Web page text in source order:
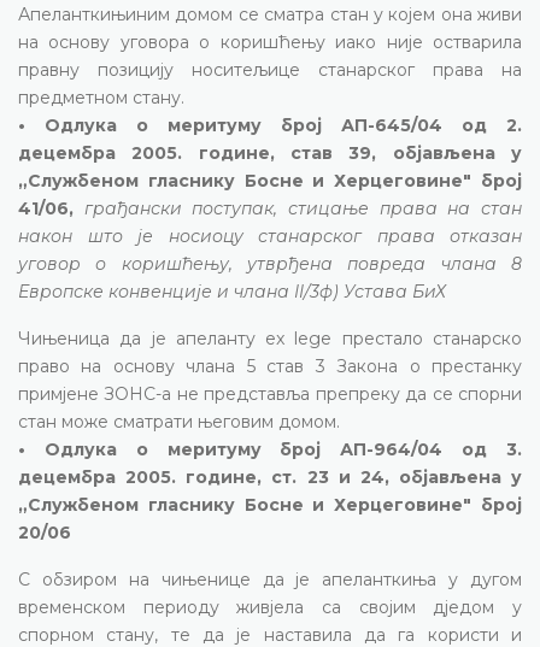
Апеланткињиним домом се сматра стан у којем она живи
на основу уговора о коришћењу иако није остварила
правну позицију носитељице станарског права на
предметном стану.
• Одлука о меритуму број АП-645/04 од 2.
децембра 2005. године, став 39, објављена у
„Службеном гласнику Босне и Херцеговине" број
41/06, грађански поступак, стицање права на стан
након што је носиоцу станарског права отказан
уговор о коришћењу, утврђена повреда члана 8
Европске конвенције и члана II/3ф) Устава БиХ
Чињеница да је апеланту ex lege престало станарско
право на основу члана 5 став 3 Закона о престанку
примјене ЗОНС-а не представља препреку да се спорни
стан може сматрати његовим домом.
• Одлука о меритуму број АП-964/04 од 3.
децембра 2005. године, ст. 23 и 24, објављена у
„Службеном гласнику Босне и Херцеговине" број
20/06
С обзиром на чињенице да је апеланткиња у дугом
временском периоду живјела са својим дједом у
спорном стану, те да је наставила да га користи и